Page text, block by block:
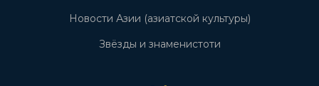
Новости Азии (азиатской культуры)
Звёзды и знаменистоти